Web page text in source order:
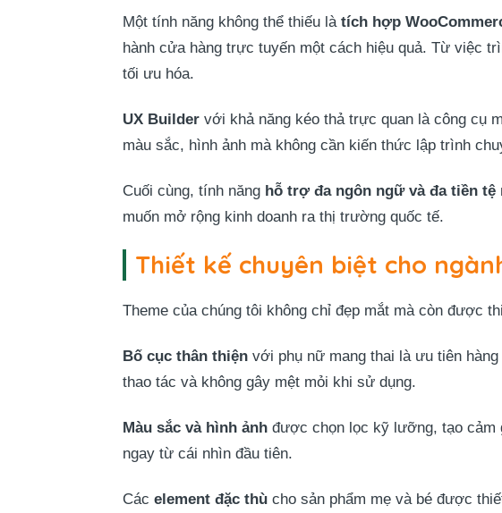
Một tính năng không thể thiếu là tích hợp
hành cửa hàng trực tuyến một cách hiệu quả. Từ việc
tối ưu hóa.
UX Builder với khả năng kéo thả trực quan là công cụ
màu sắc, hình ảnh mà không cần kiến thức lập trình
Cuối cùng, tính năng hỗ trợ đa ngôn ngữ và đa tiền tệ
muốn mở rộng kinh doanh ra thị trường quốc tế.
Thiết kế chuyên biệt cho
Theme của chúng tôi không chỉ đẹp mắt mà còn được
Bố cục thân thiện với phụ nữ mang thai là ưu tiên
thao tác và không gây mệt mỏi khi sử dụng.
Màu sắc và hình ảnh được chọn lọc kỹ lưỡng, tạo cảm
ngay từ cái nhìn đầu tiên.
Các element đặc thù cho sản phẩm mẹ và bé được